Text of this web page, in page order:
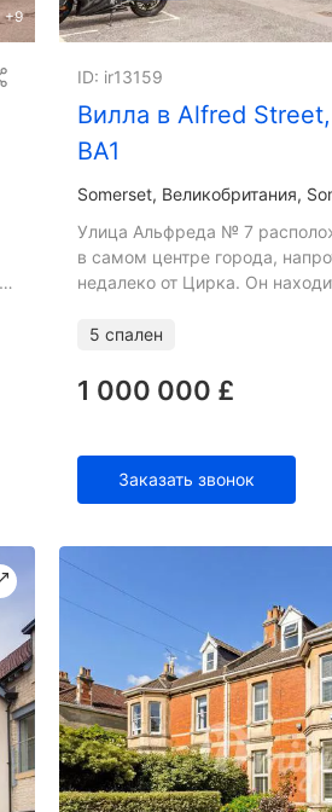
+9
Вилла в Alfred
BA1
ID: ir13159
Somerset Великобритания,
Улица Альфреда № 7
в самом центре города,
недалеко от Цирка. Он
заведений и
5 спален
1 000 000 £
Заказать звонок